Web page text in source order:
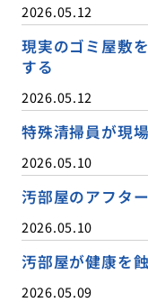
2026.05.12
現実のゴミ屋敷
する
2026.05.12
特殊清掃員が現
2026.05.10
汚部屋のアフタ
2026.05.10
汚部屋が健康を
2026.05.09